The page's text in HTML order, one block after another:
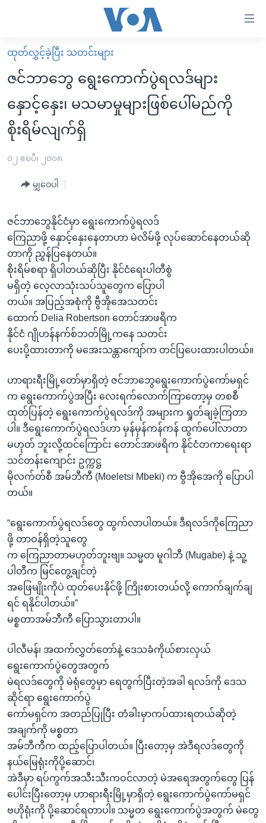
လွယ်ကူ
စေ
Link
များ
ပင်မ
ကြည့်
ရန်
ပင်မ
အ
ညွန်း
စာမျက်နှာ
သို့
ကျော်
ကြည့်
ရှာဖွေ
ရန်
နေရာ
သို့
ကျော်
ရန်
မူလစာမျက်နှာ
မြန်မာ
ကမ္ဘာ့သတင်းများ
နိုင်ငံတကာ
အစ္စရေး-ပါလက်စတိုင်း
ဗွီဒီယို
အင်္ဂလိပ်စာလေ့လာမယ်
မကြေးမုံရဲ့ အင်္ဂလိပ်စာ
ရုပ်ရှင်ထဲက အင်္ဂလိပ်စာ
သုတပဒေသာ အင်္ဂလိပ်စာ
ရေဒီယို
တီဗွီ
ရေဒီယိုနှင့်ရုပ်သံ အချက်အလက်များ
ရေဒီယို/တီဗွီအစီအစဉ်
Learning English
ဗွီအိုအေ လူမှုကွန်ယက်များ
ဘာသာစကားများ
ထုတ်လွှင့်ခဲ့ပြီး သတင်းများ
ဇင်ဘာဘွေ ရွေးကောက်ပွဲရလဒ်များ
နှောင့်နှေး၊ မသမာမှုများဖြစ်ပေါ်မည်ကို
စိုးရိမ်လျက်ရှိ
၀၂ ဧၿပီ၊ ၂၀၀၈
မျှဝေပါ
ဇင်ဘာဘွေနိုင်ငံမှာ ရွေးကောက်ပွဲရလဒ်
ကြေညာဖို့ နှောင့်နှေးနေတာဟာ မဲလိမ်ဖို့ လုပ်ဆောင်နေတယ်ဆို
တာကို ညွှန်ပြနေတယ်။
စိုးရိမ်စရာ ရှိပါတယ်ဆိုပြီး နိုင်ငံရေးပါတီစွဲ
မရှိတဲ့ လေ့လာသုံးသပ်သူတွေက ပြောပါ
တယ်။ အပြည့်အစုံကို ဗွီအိုအေသတင်း
ထောက် Delia Robertson တောင်အာဖရိက
နိုင်ငံ ဂျိုဟန်နက်စ်ဘတ်မြို့ကနေ သတင်း
ပေးပို့ထားတာကို မအေးသန္တာကျော်က တင်ပြပေးထားပါတယ်။
ဟာရားရီးမြို့တော်မှာရှိတဲ့ ဇင်ဘာဘွေရွေးကောက်ပွဲကော်မရှင်
က ရွေးကောက်ပွဲအပြီး လေးရက်လောက်ကြာတော့မှ တစစီ
ထုတ်ပြန်တဲ့ ရွေးကောက်ပွဲရလဒ်ကို အများက ရှုတ်ချခဲ့ကြတာ
ပါ။ ဒီရွေးကောက်ပွဲရလဒ်ဟာ မှန်မှန်ကန်ကန် ထွက်ပေါ်လာတာ
မဟုတ် ဘူးလို့ထင်ကြောင်း တောင်အာဖရိက နိုင်ငံတကာရေးရာ
သင်တန်းကျောင်း ဥက္ကဋ္ဌ
မိုလက်တ်စီ အမ်ဘီကီ (Moeletsi Mbeki) က ဗွီအိုအေကို ပြောပါ
တယ်။
“ရွေးကောက်ပွဲရလဒ်တွေ ထွက်လာပါတယ်။ ဒီရလဒ်ကိုကြေညာ
ဖို့ တာဝန်ရှိတဲ့သူတွေ
က ကြေညာတာမဟုတ်ဘူးဗျ။ သမ္မတ မူဂါဘီ (Mugabe) နဲ့ သူ့
ပါတီက မြင်တွေ့ချင်တဲ့
အဖြေမျိုးကိုပဲ ထုတ်ပေးနိုင်ဖို့ ကြိုးစားတယ်လို့ ကောက်ချက်ချ
ရင် ရနိုင်ပါတယ်။”
မစ္စတာအမ်ဘီကီ ပြောသွားတာပါ။
ပါလီမန်၊ အထက်လွှတ်တော်နဲ့ ဒေသခံကိုယ်စားလှယ်
ရွေးကောက်ပွဲတွေအတွက်
မဲရလဒ်တွေကို မဲရုံတွေမှာ ရေတွက်ပြီးတဲ့အခါ ရလဒ်ကို ဒေသ
ဆိုင်ရာ ရွေးကောက်ပွဲ
ကော်မရှင်က အတည်ပြုပြီး တံခါးမှာကပ်ထားရတယ်ဆိုတဲ့
အချက်ကို မစ္စတာ
အမ်ဘီကီက ထည့်ပြောပါတယ်။ ပြီးတော့မှ အဲဒီရလဒ်တွေကို
နယ်မြေရုံးကိုပို့ဆောင်၊
အဲဒီမှာ ရပ်ကွက်အသီးသီးကဝင်လာတဲ့ မဲအရေအတွက်တွေ ပြန်
ပေါင်းပြီးတော့မှ ဟာရားရီးမြို့မှာရှိတဲ့ ရွေးကောက်ပွဲကော်မရှင်
ဗဟိုရုံးကို ပို့ဆောင်ရတာပါ။ သမ္မတ ရွေးကောက်ပွဲအတွက် မဲတွေ